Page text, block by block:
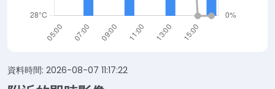
資料時間: 2026-08-07 11:17:22